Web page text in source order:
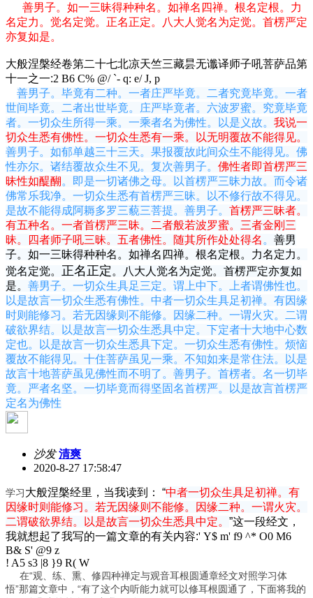
善男子。如一三昧得种种名。如禅名四禅。根名定根。力
名定力。觉名定觉。正名正定。八大人觉名为定觉。首楞严定
亦复如是。
大般涅槃经卷第二十七北凉天竺三藏昙无谶译师子吼菩萨品第
十一之一:2 B6 C% @/ `- q: e/ J, p
善男子。毕竟有二种。一者庄严毕竟。二者究竟毕竟。一者
世间毕竟。二者出世毕竟。庄严毕竟者。六波罗蜜。究竟毕竟
者。一切众生所得一乘。一乘者名为佛性。以是义故。 我说一
切众生悉有佛性。一切众生悉有一乘。以无明覆故不能得见。
善男子。如郁单越三十三天。果报覆故此间众生不能得见。佛
性亦尔。诸结覆故众生不见。复次善男子。 佛性者即首楞严三
昧性如醍醐。即是一切诸佛之母。以首楞严三昧力故。而令诸
佛常乐我净。一切众生悉有首楞严三昧。以不修行故不得见。
是故不能得成阿耨多罗三藐三菩提。善男子。 首楞严三昧者。
有五种名。一者首楞严三昧。二者般若波罗蜜。三者金刚三
昧。四者师子吼三昧。五者佛性。随其所作处处得名 。 善男
子。如一三昧得种种名。如禅名四禅。根名定根。力名定力。
觉名定觉。 正名正定 。八大人觉名为定觉。首楞严定亦复如
是。 善男子。一切众生具足三定。谓上中下。上者谓佛性也。
以是故言一切众生悉有佛性。中者一切众生具足初禅。有因缘
时则能修习。若无因缘则不能修。因缘二种。一谓火灾。二谓
破欲界结。以是故言一切众生悉具中定。下定者十大地中心数
定也。以是故言一切众生悉具下定。一切众生悉有佛性。烦恼
覆故不能得见。十住菩萨虽见一乘。不知如来是常住法。以是
故言十地菩萨虽见佛性而不明了。善男子。首楞者。名一切毕
竟。严者名坚。一切毕竟而得坚固名首楞严。以是故言首楞严
定名为佛性
沙发 清爽
2020-8-27 17:58:47
学习大般涅槃经里 ，当我读到： “中者一切众生具足初禅。 有
因缘时则能修习。若无因缘则不能修。因缘二种。一谓火灾。
二谓破欲界结。
以是故言一切众生悉具中定。 ”这一段经文，
我就想起了我写的一篇文章的有关内容:' Y$ m' f9 ^* O0 M6
B& S' @9 z
! A5 s3 |8 }9 R( W
在“观、练、熏、修四种禅定与观音耳根圆通章经文对照学习体
悟”那篇文章中，“有了这个内听能力就可以修耳根圆通了，下面将我的